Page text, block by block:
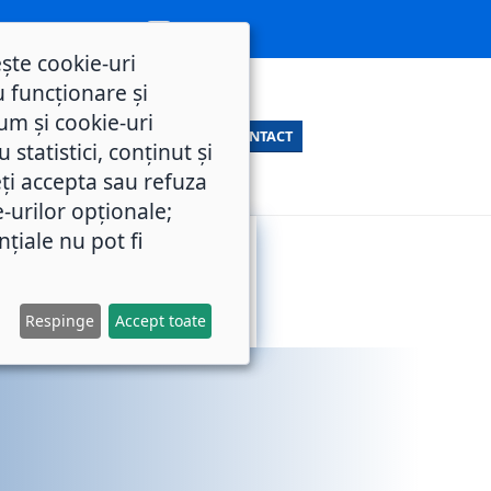
CONTACT
cookie-uri
funcționare și
și cookie-uri
statistici, conținut și
accepta sau refuza
urilor opționale;
nu pot fi
Respinge Accept toate